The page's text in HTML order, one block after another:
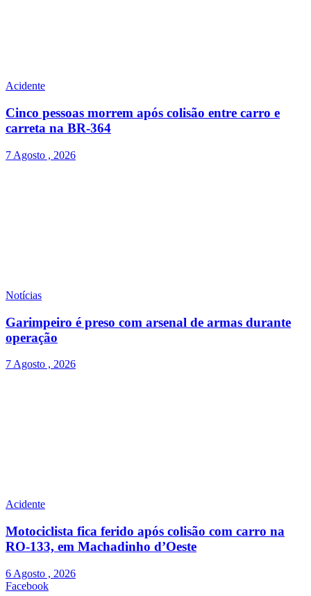
Acidente
Cinco pessoas morrem após colisão entre carro e
carreta na BR-364
7 Agosto , 2026
Notícias
Garimpeiro é preso com arsenal de armas durante
operação
7 Agosto , 2026
Acidente
Motociclista fica ferido após colisão com carro na
RO-133, em Machadinho d’Oeste
6 Agosto , 2026
Facebook